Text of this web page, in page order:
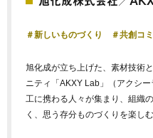
＃新しいものづくり ＃共創コ
旭化成が立ち上げた、素材技術
ニティ「AKXY Lab」（アクシ
工に携わる人々が集まり、組織
く、思う存分ものづくりを楽し